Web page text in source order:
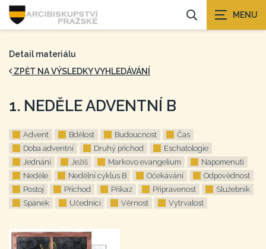
Detail materiálu
ZPĚT NA VÝSLEDKY VYHLEDÁVÁNÍ
1. NEDĚLE ADVENTNÍ B
Advent Bdělost Budoucnost
Čas
Doba adventní
Druhý příchod
Eschatologie
Jednání
Ježíš Markovo evangelium
Napomenutí
Neděle
Nedělní cyklus B Očekávání
Odpovědnost
Postoj
Příchod Příkaz Připravenost
Služebník
Spánek
Učedníci Věrnost Vytrvalost